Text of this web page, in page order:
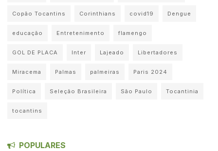
Copão Tocantins Corinthians covid19 Dengue
educação Entretenimento flamengo
GOL DE PLACA Inter Lajeado Libertadores
Miracema Palmas palmeiras Paris 2024
Política Seleção Brasileira São Paulo Tocantinia
tocantins
POPULARES